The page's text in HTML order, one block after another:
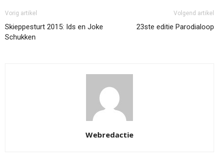
Vorig artikel
Skieppesturt 2015: Ids en Joke
Schukken
Volgend artikel
23ste editie Parodialoop
Webredactie